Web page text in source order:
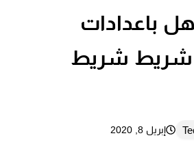
باعدادات
شريط شريط
إبريل 8, 2020